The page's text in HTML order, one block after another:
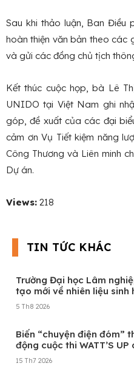
Sau khi thảo luận, Ban Điều
hoàn thiện văn bản theo các
và gửi các đồng chủ tịch
Kết thúc cuộc họp, bà Lê
UNIDO tại Việt Nam ghi
góp, đề xuất của các đại
cảm ơn Vụ Tiết kiệm năng
Công Thương và Liên minh
Dự án.
Views: 218
TIN TỨC KHÁC
Trường Đại học Lâm
tạo mới về nhiên liệu sinh
5 Th8 2026
Biến “chuyện điện đóm”
động cuộc thi WATT’S
15 Th7 2026